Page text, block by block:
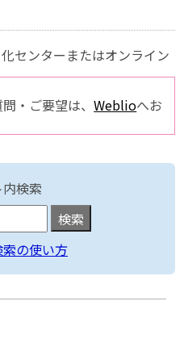
センターまたはオンライン
・ご要望は、Weblioへお
検索
の使い方